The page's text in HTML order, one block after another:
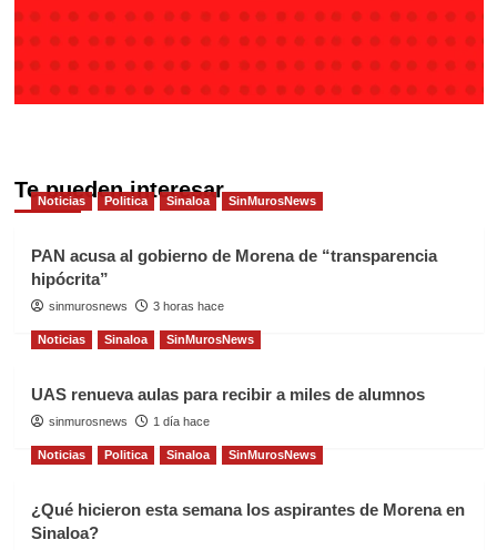
Te pueden interesar
Noticias Politica Sinaloa SinMurosNews
PAN acusa al gobierno de Morena de “transparencia
hipócrita”
sinmurosnews 3 horas hace
Noticias Sinaloa SinMurosNews
UAS renueva aulas para recibir a miles de alumnos
sinmurosnews 1 día hace
Noticias Politica Sinaloa SinMurosNews
¿Qué hicieron esta semana los aspirantes de Morena en
Sinaloa?